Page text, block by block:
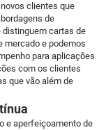
clientes que
de
distinguem cartas de
mercado e podemos
para aplicações
com os clientes
que vão além de
e aperfeiçoamento de